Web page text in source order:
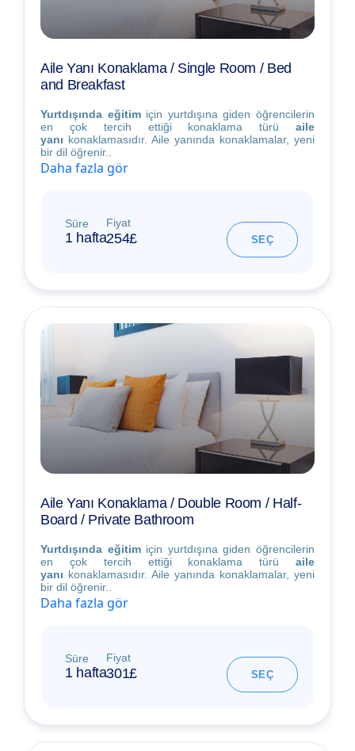
Aile Yanı Konaklama / Single Room / Bed
and Breakfast
Yurtdışında eğitimiçin yurtdışına giden öğrencilerin
en çok tercih ettiği konaklama türü aile
yanı konaklamasıdır. Aile yanında konaklamalar, yeni
bir dil öğrenir..
Daha fazla gör
Süre
1 hafta
Fiyat
254£ SEÇ
Aile Yanı Konaklama / Double Room / Half-
Board / Private Bathroom
Yurtdışında eğitimiçin yurtdışına giden öğrencilerin
en çok tercih ettiği konaklama türü aile
yanı konaklamasıdır. Aile yanında konaklamalar, yeni
bir dil öğrenir..
Daha fazla gör
Süre
1 hafta
Fiyat
301£ SEÇ